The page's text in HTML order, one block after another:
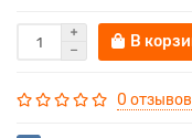
В
0 отзывов